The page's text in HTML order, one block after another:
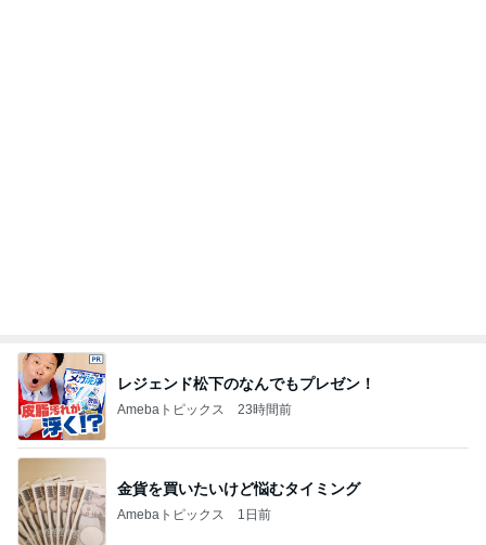
レジェンド松下のなんでもプレゼン！
Amebaトピックス 23時間前
金貨を買いたいけど悩むタイミング
Amebaトピックス 1日前